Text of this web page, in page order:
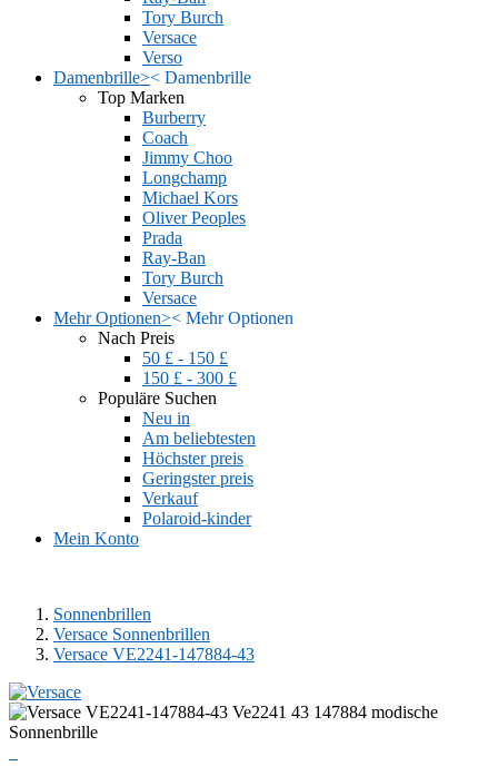
Tory Burch
Versace
Verso
Damenbrille>< Damenbrille
Top Marken
Burberry
Coach
Jimmy Choo
Longchamp
Michael Kors
Oliver Peoples
Prada
Ray-Ban
Tory Burch
Versace
Mehr Optionen>< Mehr Optionen
Nach Preis
50 £ - 150 £
150 £ - 300 £
Populäre Suchen
Neu in
Am beliebtesten
Höchster preis
Geringster preis
Verkauf
Polaroid-kinder
Mein Konto
Sonnenbrillen
Versace Sonnenbrillen
Versace VE2241-147884-43